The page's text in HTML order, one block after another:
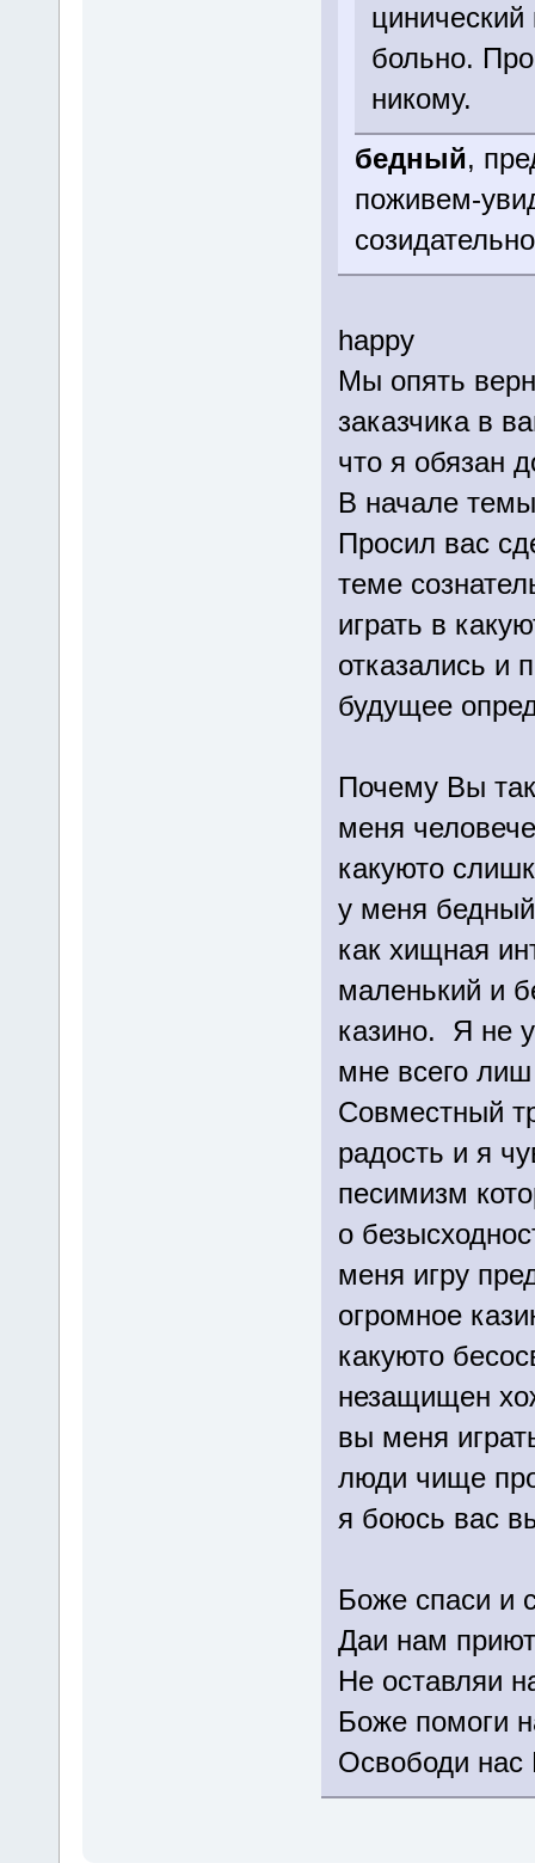
больно.
никому.
бедный,
поживем-
happy
Мы опять
заказчика в
что я обязан
В начале
Просил вас
теме
играть в
отказались и
будущее
Почему Вы
меня
какуюто
у меня
как хищная
маленький и
казино. Я не
мне всего лиш
Совместный
радость и я
песимизм
о
меня игру
огромное
какуюто
незащищен
вы меня
люди чище
я боюсь вас
Боже спаси и
Даи нам
Не оставляи
Боже помоги
Освободи нас